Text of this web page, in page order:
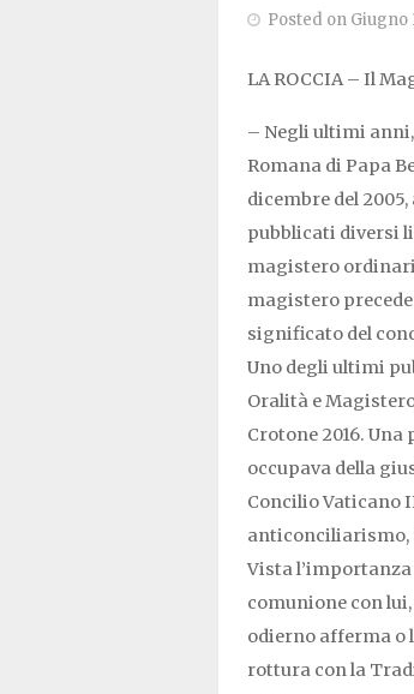
Posted on Giugno
LA ROCCIA – Il
– Negli ultimi
Romana di Papa
dicembre del
pubblicati diversi
magistero
magistero
significato del
Uno degli ultimi
Oralità e
Crotone 2016.
occupava della
Concilio Vaticano
anticonciliarismo,
Vista l’importanza
comunione con
odierno afferma o
rottura con la